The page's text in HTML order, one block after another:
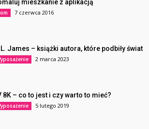
mieszkanie z aplikacją
7 czerwca 2016
L. James – książki autora, które podbiły świat
2 marca 2023
8K – co to jest i czy warto to mieć?
5 lutego 2019